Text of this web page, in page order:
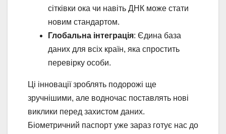
сітківки ока чи навіть ДНК може стати
новим стандартом.
Глобальна інтеграція: Єдина база
даних для всіх країн, яка спростить
перевірку особи.
Ці інновації зроблять подорожі ще
зручнішими, але водночас поставлять нові
виклики перед захистом даних.
Біометричний паспорт уже зараз готує нас до